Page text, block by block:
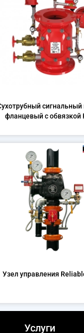
сигнальный
фланцевый с обвязкой
Узел управления
Услуги